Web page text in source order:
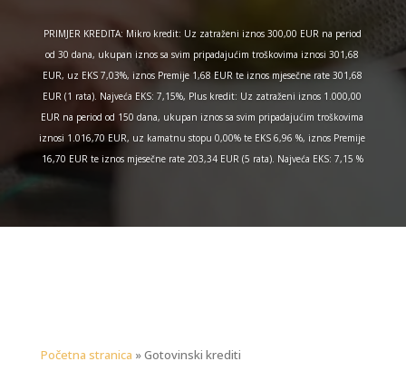
PRIMJER KREDITA: Mikro kredit: Uz zatraženi iznos 300,00 EUR na period
od 30 dana, ukupan iznos sa svim pripadajućim troškovima iznosi 301,68
EUR, uz EKS 7,03%, iznos Premije 1,68 EUR te iznos mjesečne rate 301,68
EUR (1 rata). Najveća EKS: 7,15%, Plus kredit: Uz zatraženi iznos 1.000,00
EUR na period od 150 dana, ukupan iznos sa svim pripadajućim troškovima
iznosi 1.016,70 EUR, uz kamatnu stopu 0,00% te EKS 6,96 %, iznos Premije
16,70 EUR te iznos mjesečne rate 203,34 EUR (5 rata). Najveća EKS: 7,15 %
Početna stranica »Gotovinski krediti